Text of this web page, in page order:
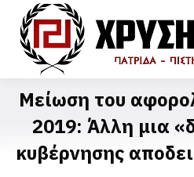
Μείωση του
2019: Άλλη μια
κυβέρνησης